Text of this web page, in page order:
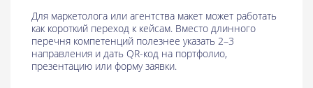
Для маркетолога или агентства макет может работать
как короткий переход к кейсам. Вместо длинного
перечня компетенций полезнее указать 2–3
направления и дать QR-код на портфолио,
презентацию или форму заявки.